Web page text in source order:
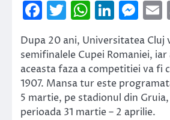
Facebook
Twitter
Dupa 20 ani, Universitatea Cluj
semifinalele Cupei Romaniei,
aceasta faza a competitiei va fi
1907. Mansa tur este
5 martie, pe stadionul din
perioada 31 martie – 2 aprilie.